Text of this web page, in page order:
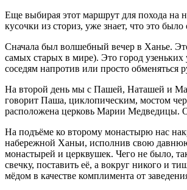
Еще выбирая этот маршрут для похода на
кусочки из сториз, уже знает, что это было
Сначала был волшебный вечер в Ханье.
самых старых в мире). Это город узеньких
соседям напротив или просто обменяться
На второй день мы с Пашей, Наташей и
говорит Паша, циклопическим, мостом
расположена церковь Марии Медведицы.
На подъёме ко второму монастырю нас
набережной Ханьи, исполнив свою
монастырей и церквушек. Чего не было,
свечку, поставить её, а вокруг никого и
мёдом в качестве комплимента от